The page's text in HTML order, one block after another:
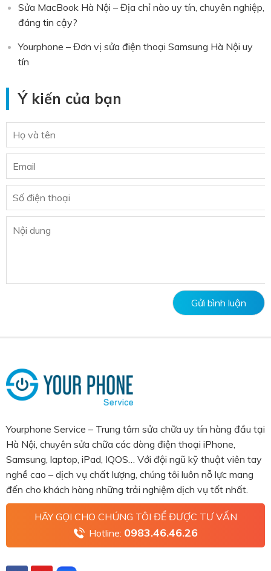
Sửa MacBook Hà Nội – Địa chỉ nào uy tín, chuyên nghiệp,
đáng tin cậy?
Yourphone – Đơn vị sửa điện thoại Samsung Hà Nội uy
tín
Ý kiến của bạn
Yourphone Service – Trung tâm sửa chữa uy tín hàng đầu tại
Hà Nội, chuyên sửa chữa các dòng điện thoại iPhone,
Samsung, laptop, iPad, IQOS… Với đội ngũ kỹ thuật viên tay
nghề cao – dịch vụ chất lượng, chúng tôi luôn nỗ lực mang
đến cho khách hàng những trải nghiệm dịch vụ tốt nhất.
HÃY GỌI CHO CHÚNG TÔI ĐỂ ĐƯỢC TƯ VẤN
Hotline: 0983.46.46.26